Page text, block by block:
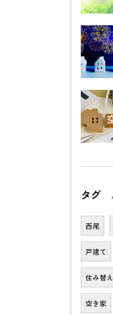
タグ
西尾
戸建て
住み替え
空き家